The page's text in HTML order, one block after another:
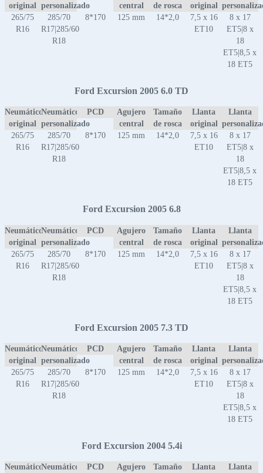
original
personalizado
central
de rosca
original
265/75
R16
285/70
R17|285/60
R18
8*170 125 mm 14*2,0
7,5 x 16
ET10
8 x 17
ET5|8 x
18
ET5|8,5 x
18 ET5
Ford Excursion 2005 6.0 TD
Neumático
original
Neumático
personalizado
PCD
Agujero
central
Tamaño
de rosca
Llanta
original
Llanta
265/75
R16
285/70
R17|285/60
R18
8*170 125 mm 14*2,0
7,5 x 16
ET10
8 x 17
ET5|8 x
18
ET5|8,5 x
18 ET5
Ford Excursion 2005 6.8
Neumático
original
Neumático
personalizado
PCD
Agujero
central
Tamaño
de rosca
Llanta
original
Llanta
265/75
R16
285/70
R17|285/60
R18
8*170 125 mm 14*2,0
7,5 x 16
ET10
8 x 17
ET5|8 x
18
ET5|8,5 x
18 ET5
Ford Excursion 2005 7.3 TD
Neumático
original
Neumático
personalizado
PCD
Agujero
central
Tamaño
de rosca
Llanta
original
Llanta
265/75
R16
285/70
R17|285/60
R18
8*170 125 mm 14*2,0
7,5 x 16
ET10
8 x 17
ET5|8 x
18
ET5|8,5 x
18 ET5
Ford Excursion 2004 5.4i
NeumáticoNeumático
PCD
Agujero
Tamaño
Llanta
Llanta